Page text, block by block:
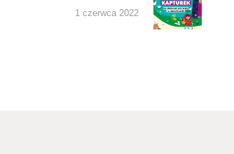
post:
1 czerwca 2022